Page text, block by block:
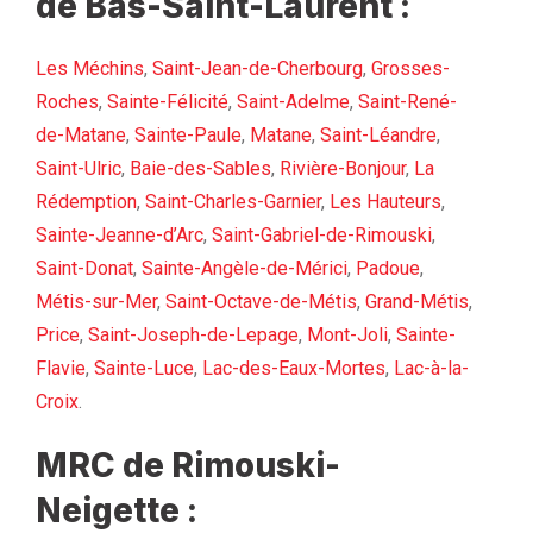
Les Méchins, Saint-Jean-de-Cherbourg, Grosses-
Roches, Sainte-Félicité, Saint-Adelme, Saint-René-
de-Matane, Sainte-Paule, Matane, Saint-Léandre,
Saint-Ulric, Baie-des-Sables, Rivière-Bonjour, La
Rédemption, Saint-Charles-Garnier, Les Hauteurs,
Sainte-Jeanne-d’Arc, Saint-Gabriel-de-Rimouski,
Saint-Donat, Sainte-Angèle-de-Mérici, Padoue,
Métis-sur-Mer, Saint-Octave-de-Métis, Grand-Métis,
Price, Saint-Joseph-de-Lepage, Mont-Joli, Sainte-
Flavie, Sainte-Luce, Lac-des-Eaux-Mortes, Lac-à-la-
Croix.
MRC de Rimouski-
Neigette :